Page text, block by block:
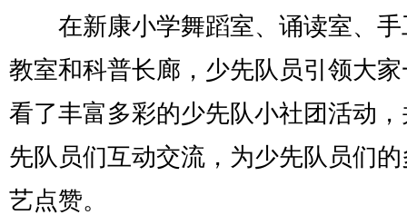
在新康小学舞蹈室、诵读室、手
教室和科普长廊，少先队员引领大
看了丰富多彩的少先队小社团活动
先队员们互动交流，为少先队员们
艺点赞。